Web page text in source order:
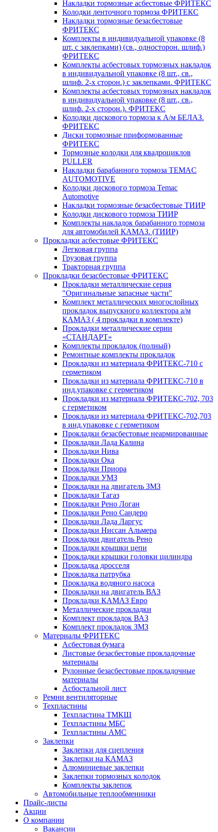
Накладки тормозные асбестовые ФРИТЕКС
Колодки ленточного тормоза ФРИТЕКС
Накладки тормозные безасбестовые
ФРИТЕКС
Комплекты в индивидуальной упаковке (8
шт. с заклепками) (св., односторон. шлиф.)
ФРИТЕКС
Комплекты асбестовых тормозных накладок
в индивидуальной упаковке (8 шт., св.,
шлиф. 2-х сторон.) c заклепками. ФРИТЕКС
Комплекты асбестовых тормозных накладок
в индивидуальной упаковке (8 шт., св.,
шлиф. 2-х сторон.). ФРИТЕКС
Колодки дискового тормоза к А/м БЕЛАЗ.
ФРИТЕКС
Диски тормозные приформованные
ФРИТЕКС
Тормозные колодки для квадроциклов
PULLER
Накладки барабанного тормоза TEMAC
AUTOMOTIVE
Колодки дискового тормоза Temac
Automotive
Накладки тормозные безасбестовые ТИИР
Колодки дискового тормоза ТИИР
Комплекты накладок барабанного тормоза
для автомобилей КАМАЗ. (ТИИР)
Прокладки асбестовые ФРИТЕКС
Легковая группа
Грузовая группа
Тракторная группа
Прокладки безасбестовые ФРИТЕКС
Прокладки металлические серия
"Оригинальные запасные части"
Комплект металлических многослойных
прокладок выпускного коллектора а/м
КАМАЗ ( 4 прокладки в комплекте)
Прокладки металлические серии
«СТАНДАРТ»
Комплекты прокладок (полный)
Ремонтные комплекты прокладок
Прокладки из материала ФРИТЕКС-710 с
герметиком
Прокладки из материала ФРИТЕКС-710 в
инд.упаковке с герметиком
Прокладки из материала ФРИТЕКС-702, 703
с герметиком
Прокладки из материала ФРИТЕКС-702,703
в инд.упаковке с герметиком
Прокладки безасбестовые неармированные
Прокладки Лада Калина
Прокладки Нива
Прокладки Ока
Прокладки Приора
Прокладки УМЗ
Прокладки на двигатель ЗМЗ
Прокладки Тагаз
Прокладки Рено Логан
Прокладки Рено Сандеро
Прокладки Лада Ларгус
Прокладки Ниссан Альмера
Прокладки двигатель Рено
Прокладки крышки цепи
Прокладки крышки головки цилиндра
Прокладка дросселя
Прокладка патрубка
Прокладка водяного насоса
Прокладки на двигатель ВАЗ
Прокладки КАМАЗ Евро
Металлические прокладки
Комплект прокладок ВАЗ
Комплект прокладок ЗМЗ
Материалы ФРИТЕКС
Асбестовая бумага
Листовые безасбестовые прокладочные
материалы
Рулонные безасбестовые прокладочные
материалы
Асбостальной лист
Ремни вентиляторные
Техпластины
Техпластина ТМКЩ
Техпластины МБС
Техпластины АМС
Заклепки
Заклепки для сцепления
Заклепки на КАМАЗ
Алюминиевые заклепки
Заклепки тормозных колодок
Комплекты заклепок
Автомобильные теплообменники
Прайс-листы
Акции
О компании
Вакансии